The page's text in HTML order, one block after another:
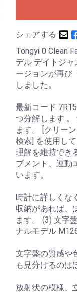
シェアする
Tongyi 0 Clean
デル デイトジ
ージョンが再び
しました。
最新コード
つ分解します
ます。 [クリー
検索] を使用し
理解を維持でき
ブメント、運動
います。
時計に詳しくな
収納があれば、
ます。 (3) 文字
ナルモデル
文字盤の質感や
も見分けるのは
放射状の模様、